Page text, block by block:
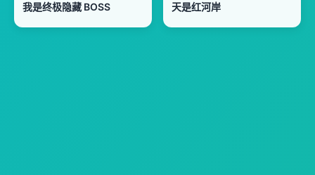
我是终极隐藏 BOSS 天是红河岸